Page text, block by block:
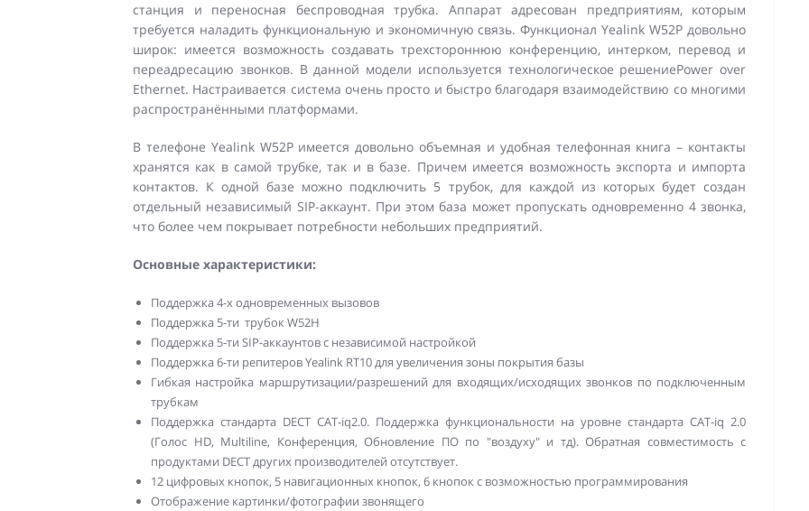
станция и переносная беспроводная трубка. Аппарат адресован предприятиям, которым
требуется наладить функциональную и экономичную связь. Функционал Yealink W52P довольно
широк: имеется возможность создавать трехстороннюю конференцию, интерком, перевод и
переадресацию звонков. В данной модели используется технологическое решениеPower over
Ethernet. Настраивается система очень просто и быстро благодаря взаимодействию со многими
распространёнными платформами.
В телефоне Yealink W52P имеется довольно объемная и удобная телефонная книга – контакты
хранятся как в самой трубке, так и в базе. Причем имеется возможность экспорта и импорта
контактов. К одной базе можно подключить 5 трубок, для каждой из которых будет создан
отдельный независимый SIP-аккаунт. При этом база может пропускать одновременно 4 звонка,
что более чем покрывает потребности небольших предприятий.
Основные характеристики:
Поддержка 4-х одновременных вызовов
Поддержка 5-ти трубок W52H
Поддержка 5-ти SIP-аккаунтов с независимой настройкой
Поддержка 6-ти репитеров Yealink RT10 для увеличения зоны покрытия базы
Гибкая настройка маршрутизации/разрешений для входящих/исходящих звонков по подключенным
трубкам
Поддержка стандарта DECT CAT-iq2.0. Поддержка функциональности на уровне стандарта CAT-iq 2.0
(Голос HD, Multiline, Конференция, Обновление ПО по "воздуху" и тд). Обратная совместимость с
продуктами DECT других производителей отсутствует.
12 цифровых кнопок, 5 навигационных кнопок, 6 кнопок c возможностью программирования
Отображение картинки/фотографии звонящего